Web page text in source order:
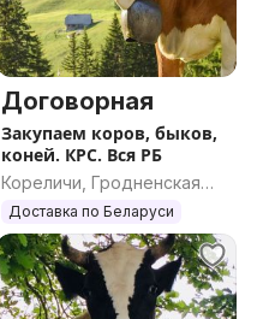
Договорная
Закупаем коров, быков,
коней. КРС. Вся РБ
Кореличи, Гродненская
область
Доставка по Беларуси